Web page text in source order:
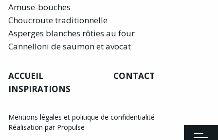
Amuse-bouches
Choucroute traditionnelle
Asperges blanches rôties au four
Cannelloni de saumon et avocat
ACCUEIL
INSPIRATIONS
CONTACT
Mentions légales et politique de confidentialité
Réalisation par Propulse